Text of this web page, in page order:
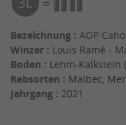
Bezeichnung : AOP
Winzer : Louis Ramé -
Boden : Lehm-Kalkstein
Rebsorten : Malbec,
Jahrgang : 2021